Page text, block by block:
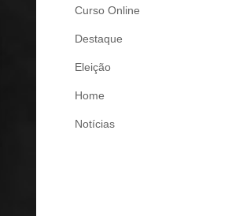
Curso Online
Destaque
Eleição
Home
Notícias